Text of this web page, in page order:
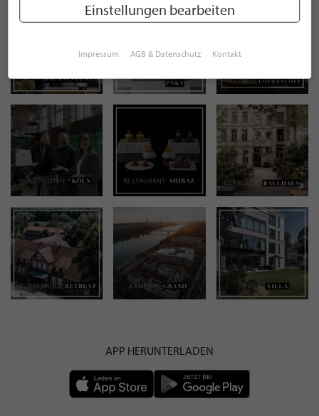
APP HERUNTERLADEN
Einstellungen bearbeiten
Impressum AGB & Datenschutz Kontakt